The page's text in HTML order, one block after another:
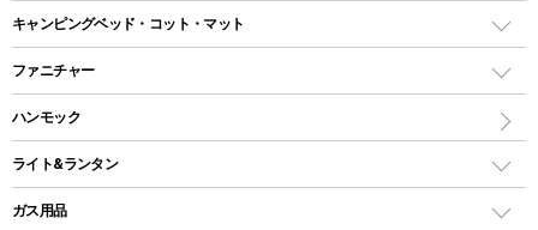
ツールームテント
ワンポールテント
シェルターテント
ロッジ型・オリジナルテント
レクタングラー型（封筒型）シュラフ
インナーシュラフ
キャンピングベッド・コット・マット
キャンピングベッド・コット
インフレータブルマット
ファニチャー
アウトドアテーブル
レジャーシート
ハンモック
ライト&ランタン
LEDランタン
ガス用品